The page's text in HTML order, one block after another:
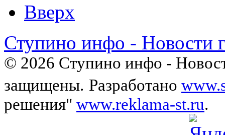
Вверх
Ступино инфо - Новости
© 2026 Ступино инфо -
защищены. Разработано
решения" www.reklama-st.ru.